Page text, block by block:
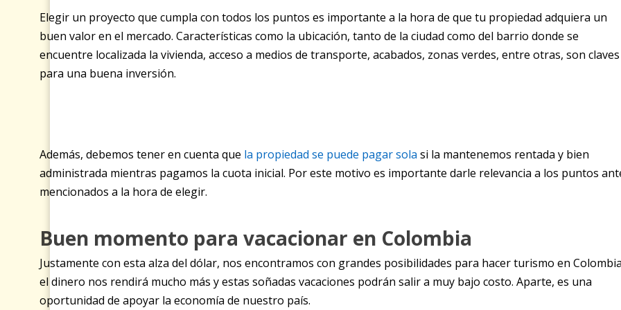
Elegir un proyecto que cumpla con todos los puntos es importante a la hora de que tu propiedad adquiera un
buen valor en el mercado. Características como la ubicación, tanto de la ciudad como del barrio donde se
encuentre localizada la vivienda, acceso a medios de transporte, acabados, zonas verdes, entre otras, son claves
para una buena inversión.
Además, debemos tener en cuenta que la propiedad se puede pagar sola si la mantenemos rentada y bien
administrada mientras pagamos la cuota inicial. Por este motivo es importante darle relevancia a los puntos
mencionados a la hora de elegir.
Buen momento para vacacionar en Colombia
Justamente con esta alza del dólar, nos encontramos con grandes posibilidades para hacer turismo en
el dinero nos rendirá mucho más y estas soñadas vacaciones podrán salir a muy bajo costo. Aparte, es una
oportunidad de apoyar la economía de nuestro país.